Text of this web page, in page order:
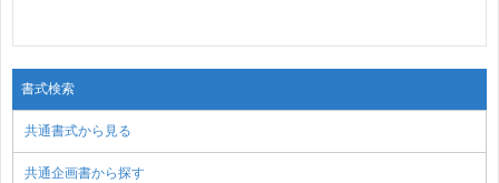
書式検索
共通書式から見る
共通企画書から探す